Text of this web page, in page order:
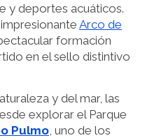
y deportes acuáticos.
Arco de
formación
en el sello distintivo
y del mar, las
explorar el Parque
Pulmo , uno de los